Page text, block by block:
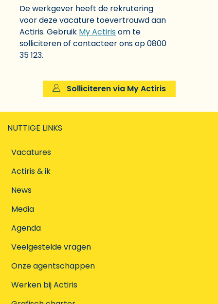
De werkgever heeft de rekrutering
voor deze vacature toevertrouwd aan
Actiris. Gebruik My Actirisom te
solliciteren of contacteer ons op 0800
35 123.
Solliciteren via My Actiris
NUTTIGE LINKS
Vacatures
Actiris & ik
News
Media
Agenda
Veelgestelde vragen
Onze agentschappen
Werken bij Actiris